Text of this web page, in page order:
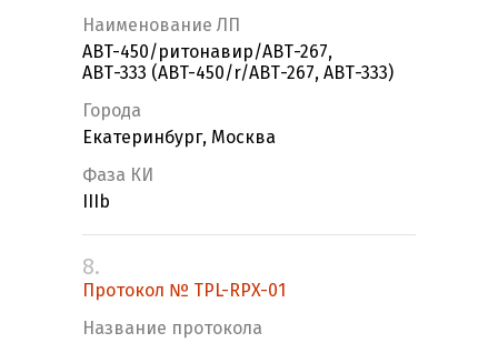
Наименование ЛП
ABT-450/ритонавир/АВТ-267,
АВТ-333 (ABT-450/r/АВТ-267, АВТ-333)
Города
Екатеринбург, Москва
Фаза КИ
IIIb
8.
Протокол № TPL-RPX-01
Название протокола